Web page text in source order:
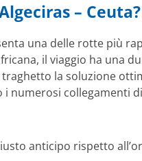
– Ceuta?
una delle rotte più
il viaggio ha una
la soluzione
numerosi collegamenti
anticipo rispetto